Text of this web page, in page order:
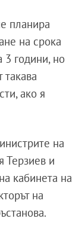
планира
на срока
3 години, но
ако я
на
Терзиев и
кабинета на
на